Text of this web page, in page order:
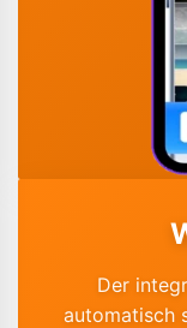
Der
automatisch